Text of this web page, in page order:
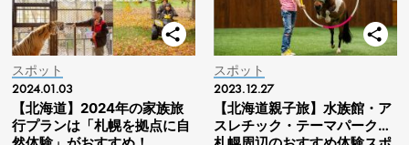
スポット
2024.01.03
【北海道】2024年の家族旅
行プランは「札幌を拠点に自
スポット
2023.12.27
【北海道親子旅】水族館・ア
スレチック・テーマパーク…